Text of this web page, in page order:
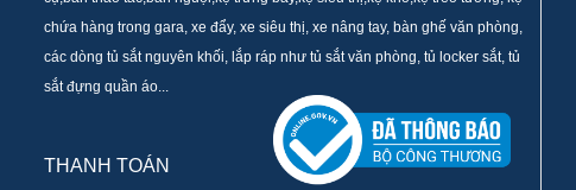
chứa hàng trong gara, xe đẩy, xe siêu thị, xe nâng tay, bàn ghế văn phòng,
các dòng tủ sắt nguyên khối, lắp ráp như tủ sắt văn phòng, tủ locker sắt, tủ
sắt đựng quần áo...
THANH TOÁN